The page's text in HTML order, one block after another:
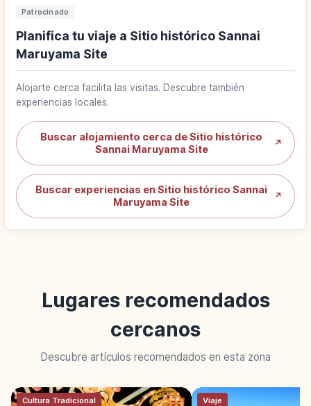
Patrocinado
Planifica tu viaje a Sitio histórico Sannai
Maruyama Site
Alojarte cerca facilita las visitas. Descubre también
experiencias locales.
Buscar alojamiento cerca de Sitio histórico
Sannai Maruyama Site
↗
Buscar experiencias en Sitio histórico Sannai
Maruyama Site
↗
Lugares recomendados
cercanos
Descubre artículos recomendados en esta zona
Cultura Tradicional Viaje